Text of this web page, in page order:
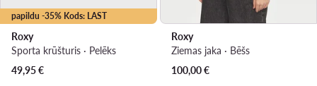
papildu -35% Kods: LAST
Roxy
Sporta krūšturis · Pelēks
49,95€
Roxy
Ziemas jaka · Bēšs
100,00€